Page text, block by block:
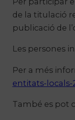
de la titulació
publicació de
Les persones
Per a més
entitats-locals-
També es pot